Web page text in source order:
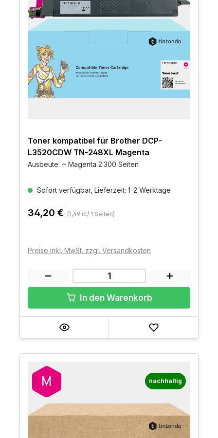
Toner kompatibel für Brother DCP-
L3520CDW TN-248XL Magenta
Ausbeute: ~ Magenta 2.300 Seiten
Sofort verfügbar, Lieferzeit: 1-2 Werktage
34,20 € (1,49 ct/ 1 Seiten)
Preise inkl. MwSt. zzgl. Versandkosten
In den Warenkorb
nachhaltig